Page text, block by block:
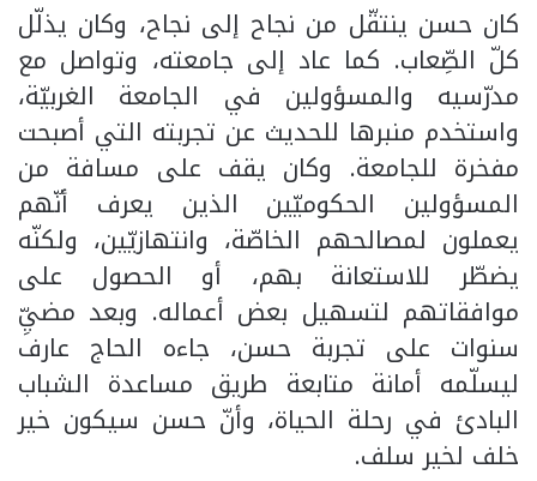
كان حسن ينتقّل من نجاح إلى نجاح، وكان يذلّل
كلّ الصِّعاب. كما عاد إلى جامعته، وتواصل مع
مدرّسيه والمسؤولين في الجامعة الغربيّة،
واستخدم منبرها للحديث عن تجربته التي أصبحت
مفخرة للجامعة. وكان يقف على مسافة من
المسؤولين الحكوميّين الذين يعرف أنّهم
يعملون لمصالحهم الخاصّة، وانتهازيّين، ولكنّه
يضطّر للاستعانة بهم، أو الحصول على
موافقاتهم لتسهيل بعض أعماله. وبعد مضيِّ
سنوات على تجربة حسن، جاءه الحاج عارف
ليسلّمه أمانة متابعة طريق مساعدة الشباب
البادئ في رحلة الحياة، وأنّ حسن سيكون خير
خلف لخير سلف.